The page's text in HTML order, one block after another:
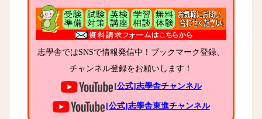
志學舎ではSNSで情報発信中！ブックマーク登録、
チャンネル登録をお願いします！
[公式]志學舎チャンネル
[公式]志學舎東進チャンネル